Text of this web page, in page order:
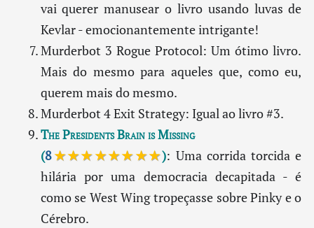
vai querer manusear o livro usando luvas de
Kevlar - emocionantemente intrigante!
Murderbot 3 Rogue Protocol: Um ótimo livro.
Mais do mesmo para aqueles que, como eu,
querem mais do mesmo.
Murderbot 4 Exit Strategy: Igual ao livro #3.
The Presidents Brain is Missing
(8★★★★★★★★): Uma corrida torcida e
hilária por uma democracia decapitada - é
como se West Wing tropeçasse sobre Pinky e o
Cérebro.